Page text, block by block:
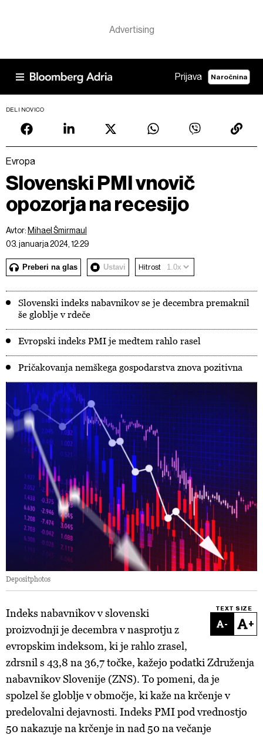
Prijava Naročnina
DELI NOVICO
Evropa
Slovenski PMI vnovič
opozorja na recesijo
Avtor: Mihael Šmirmaul
03. januarja 2024, 12:29
Preberi na glas Ustavi Hitrost
Slovenski indeks nabavnikov se je decembra premaknil
še globlje v rdeče
Evropski indeks PMI je medtem rahlo rasel
Pričakovanja nemškega gospodarstva znova pozitivna
Depositphotos
TEXT SIZE
- +
Indeks nabavnikov v slovenski
proizvodnji je decembra v nasprotju z
evropskim indeksom, ki je rahlo zrasel,
zdrsnil s 43,8 na 36,7 točke, kažejo podatki Združenja
nabavnikov Slovenije (ZNS). To pomeni, da je
spolzel še globlje v območje, ki kaže na krčenje v
predelovalni dejavnosti. Indeks PMI pod vrednostjo
50 nakazuje na krčenje in nad 50 na večanje